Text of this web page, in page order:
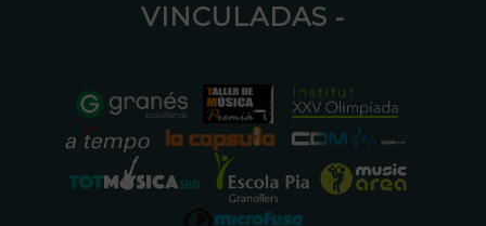
VINCULADAS ⁃